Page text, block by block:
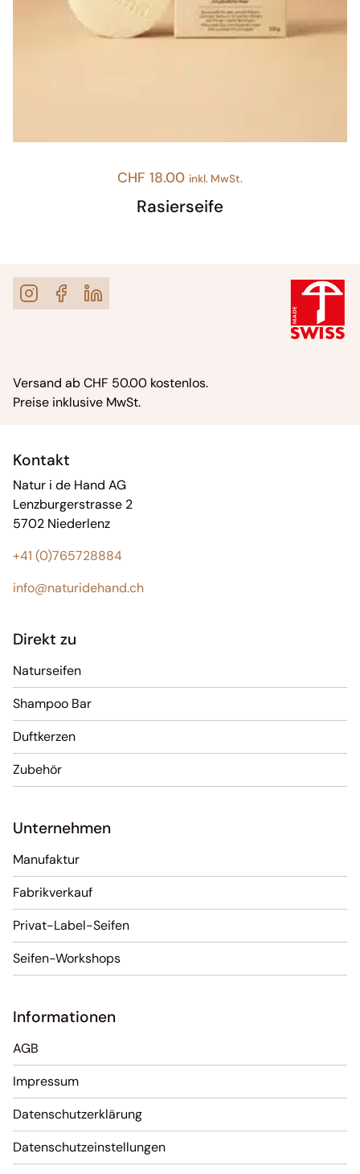
CHF 18.00 inkl. MwSt.
Rasierseife
Versand ab CHF 50.00 kostenlos.
Preise inklusive MwSt.
Kontakt
Natur i de Hand AG
Lenzburgerstrasse 2
5702 Niederlenz
+41 (0)765728884
info@naturidehand.ch
Direkt zu
Naturseifen
Shampoo Bar
Duftkerzen
Zubehör
Unternehmen
Manufaktur
Fabrikverkauf
Privat-Label-Seifen
Seifen-Workshops
Informationen
AGB
Impressum
Datenschutzerklärung
Datenschutzeinstellungen